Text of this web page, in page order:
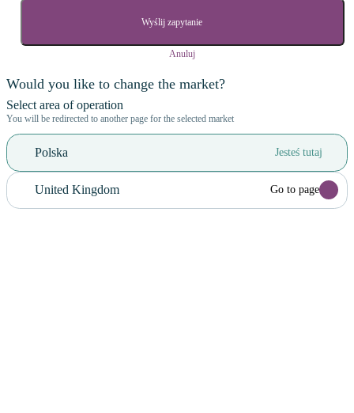
Wyślij zapytanie
Anuluj
Would you like to change the market?
Select area of operation
You will be redirected to another page for the selected market
Polska Jesteś tutaj
United Kingdom Go to page